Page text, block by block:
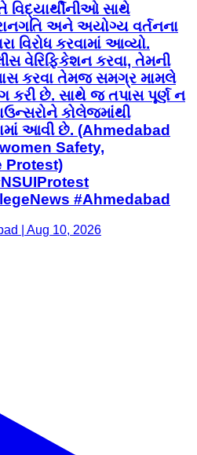
વિદ્યાર્થીનીઓ સાથે
અને અયોગ્ય વર્તનના
વિરોધ કરવામાં આવ્યો.
વેરિફિકેશન કરવા, તેમની
કરવા તેમજ સમગ્ર મામલે
કરી છે. સાથે જ તપાસ પૂર્ણ ન
કોલેજમાંથી
આવી છે. (Ahmedabad
Safety,
Protest)
#Ahmedabad
| Aug 10, 2026